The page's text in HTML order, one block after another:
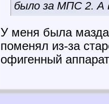
было за МПС 2. А
У меня была мазда
поменял из-за
офигенный